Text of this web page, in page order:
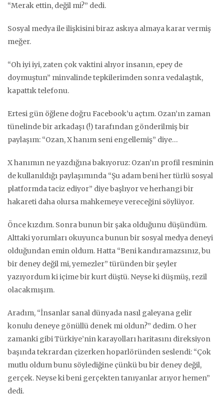
“Merak ettin, değil mi?” dedi.
Sosyal medya ile ilişkisini biraz askıya almaya karar vermiş
meğer.
“Oh iyi iyi, zaten çok vaktini alıyor insanın, epey de
doymuştun” minvalinde tepkilerimden sonra vedalaştık,
kapattık telefonu.
Ertesi gün öğlene doğru Facebook’u açtım. Ozan’ın zaman
tünelinde bir arkadaşı (!) tarafından gönderilmiş bir
paylaşım: “Ozan, X hanım seni engellemiş” diye…
X hanımın ne yazdığına bakıyoruz: Ozan’ın profil resminin
de kullanıldığı paylaşımında “Şu adam beni her türlü sosyal
platformda taciz ediyor” diye başlıyor ve herhangi bir
hakareti daha olursa mahkemeye vereceğini söylüyor.
Önce kızdım. Sonra bunun bir şaka olduğunu düşündüm.
Alttaki yorumları okuyunca bunun bir sosyal medya deneyi
olduğundan emin oldum. Hatta “Beni kandıramazsınız, bu
bir deney değil mi, yemezler” türünden bir şeyler
yazıyordum ki içime bir kurt düştü. Neyse ki düşmüş, rezil
olacakmışım.
Aradım, “İnsanlar sanal dünyada nasıl galeyana gelir
konulu deneye gönüllü denek mi oldun?” dedim. O her
zamanki gibi Türkiye’nin karayolları haritasını direksiyon
başında tekrardan çizerken hoparlöründen seslendi: “Çok
mutlu oldum bunu söylediğine çünkü bu bir deney değil,
gerçek. Neyse ki beni gerçekten tanıyanlar arıyor hemen”
dedi.